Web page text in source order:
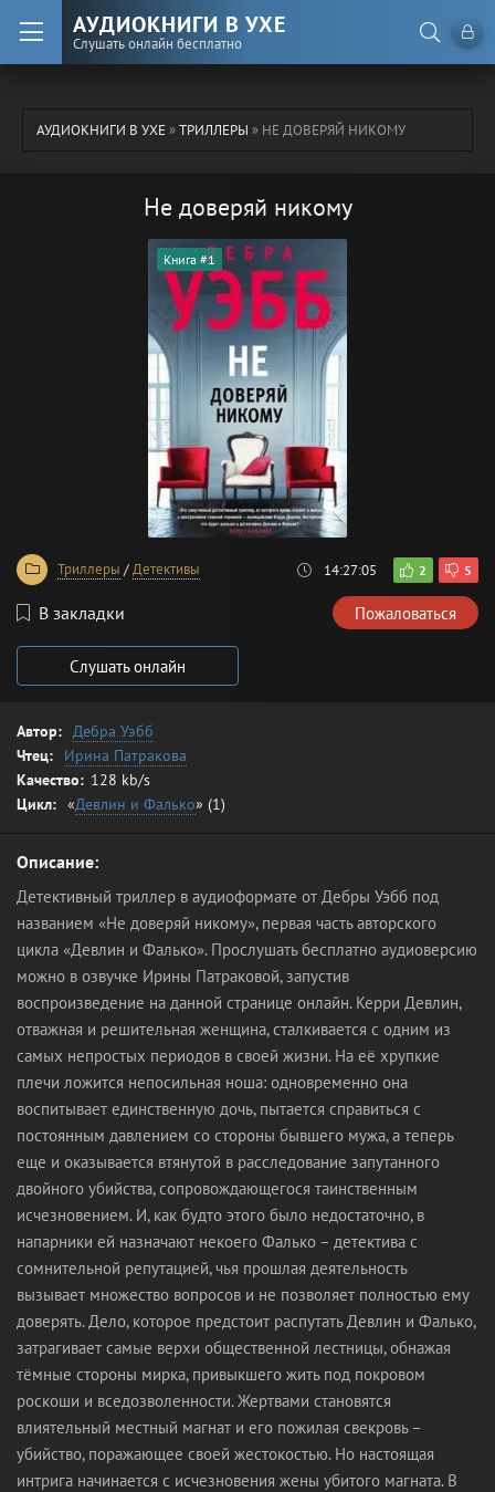
АУДИОКНИГИ В УХЕ
Слушать онлайн бесплатно
АУДИОКНИГИ В УХЕ»ТРИЛЛЕРЫ » НЕ ДОВЕРЯЙ НИКОМУ
Не доверяй никому
Книга #1
Триллеры /Детективы 14:27:05 2 5
В закладки Пожаловаться
Слушать онлайн
Автор: Дебра Уэбб
Чтец:
Ирина Патракова
Качество: 128 kb/s
Цикл: «Девлин и Фалько» (1)
Описание:
Детективный триллер в аудиоформате от Дебры Уэбб под
названием «Не доверяй никому», первая часть авторского
цикла «Девлин и Фалько». Прослушать бесплатно аудиоверсию
можно в озвучке Ирины Патраковой, запустив
воспроизведение на данной странице онлайн. Керри Девлин,
отважная и решительная женщина, сталкивается с одним из
самых непростых периодов в своей жизни. На её хрупкие
плечи ложится непосильная ноша: одновременно она
воспитывает единственную дочь, пытается справиться с
постоянным давлением со стороны бывшего мужа, а теперь
еще и оказывается втянутой в расследование запутанного
двойного убийства, сопровождающегося таинственным
исчезновением. И, как будто этого было недостаточно, в
напарники ей назначают некоего Фалько – детектива с
сомнительной репутацией, чья прошлая деятельность
вызывает множество вопросов и не позволяет полностью ему
доверять. Дело, которое предстоит распутать Девлин и Фалько,
затрагивает самые верхи общественной лестницы, обнажая
тёмные стороны мирка, привыкшего жить под покровом
роскоши и вседозволенности. Жертвами становятся
влиятельный местный магнат и его пожилая свекровь –
убийство, поражающее своей жестокостью. Но настоящая
интрига начинается с исчезновения жены убитого магната. В